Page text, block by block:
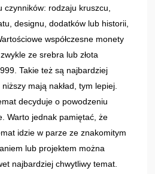
czynników: rodzaju kruszcu,
designu, dodatków lub historii,
współczesne monety
ze srebra lub złota
Takie też są najbardziej
mają nakład, tym lepiej.
decyduje o powodzeniu
Warto jednak pamiętać, że
idzie w parze ze znakomitym
lub projektem można
najbardziej chwytliwy temat.